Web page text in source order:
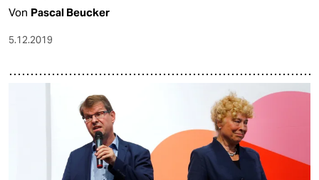
Von Pascal Beucker
5.12.2019